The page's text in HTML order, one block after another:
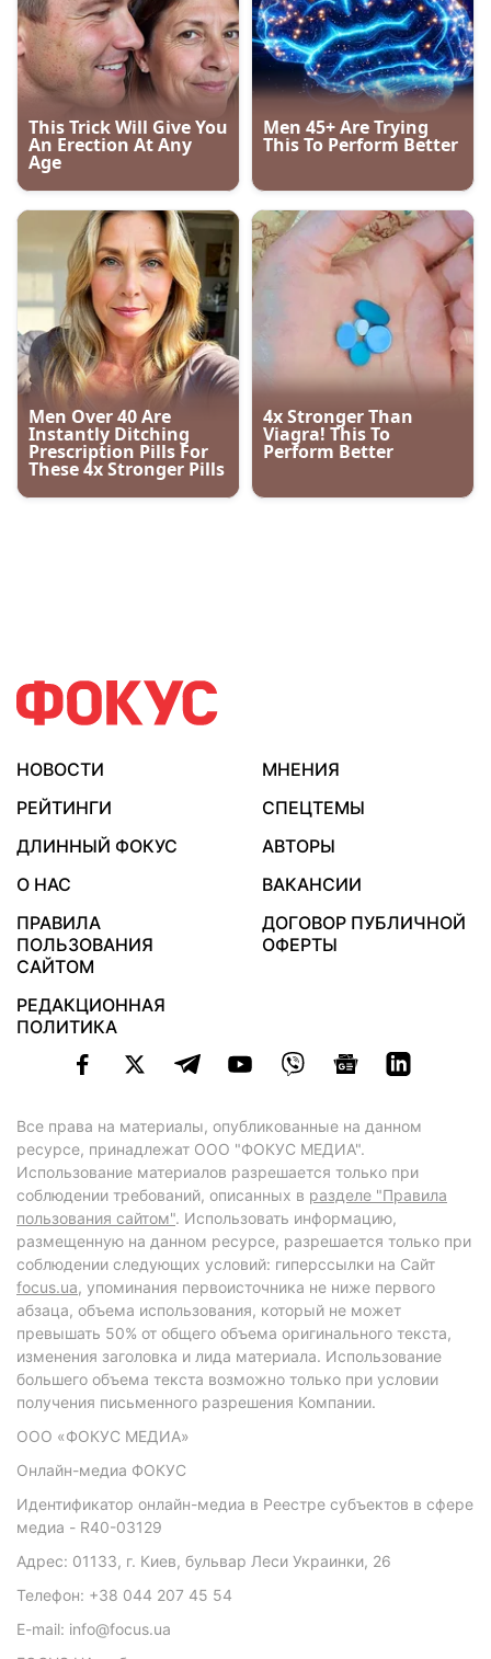
НОВОСТИ
МНЕНИЯ
РЕЙТИНГИ
СПЕЦТЕМЫ
ДЛИННЫЙ ФОКУС
АВТОРЫ
О НАС
ВАКАНСИИ
ПРАВИЛА
ПОЛЬЗОВАНИЯ
САЙТОМ
ДОГОВОР ПУБЛИЧНОЙ
ОФЕРТЫ
РЕДАКЦИОННАЯ
ПОЛИТИКА
Все права на материалы, опубликованные на данном
ресурсе, принадлежат ООО "ФОКУС МЕДИА".
Использование материалов разрешается только при
соблюдении требований, описанных в разделе "Правила
пользования сайтом". Использовать информацию,
размещенную на данном ресурсе, разрешается только при
соблюдении следующих условий: гиперссылки на Сайт
focus.ua, упоминания первоисточника не ниже первого
абзаца, объема использования, который не может
превышать 50% от общего объема оригинального текста,
изменения заголовка и лида материала. Использование
большего объема текста возможно только при условии
получения письменного разрешения Компании.
ООО «ФОКУС МЕДИА»
Онлайн-медиа ФОКУС
Идентификатор онлайн-медиа в Реестре субъектов в сфере
медиа - R40-03129
Адрес: 01133, г. Киев, бульвар Леси Украинки, 26
Телефон: +38 044 207 45 54
E-mail: info@focus.ua